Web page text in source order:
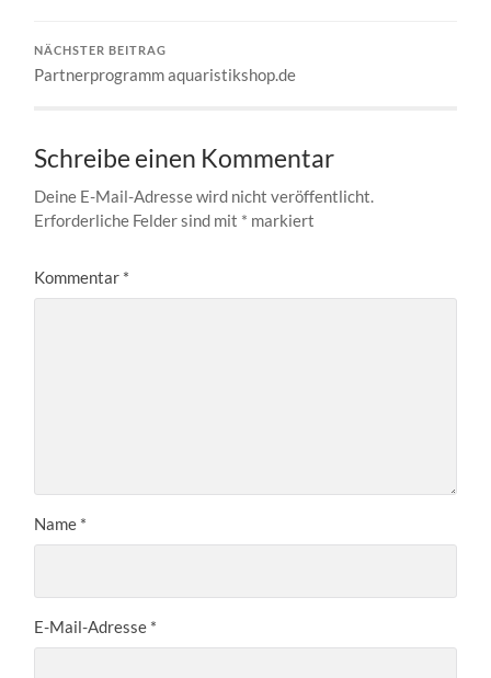
NÄCHSTER BEITRAG
Partnerprogramm aquaristikshop.de
Schreibe einen Kommentar
Deine E-Mail-Adresse wird nicht veröffentlicht.
Erforderliche Felder sind mit * markiert
Kommentar *
Name *
E-Mail-Adresse *